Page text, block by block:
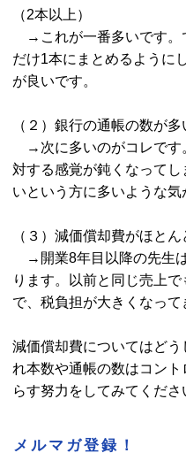
（2本以上）
→これが一番多いです。
だけ1本にまとめるように
が良いです。
（２）銀行の通帳の数が多
→次に多いのがコレです
対する感覚が鈍くなって
いという方に多いような気
（３）減価償却費がほとん
→開業8年目以降の先生
ります。以前と同じ売上
で、税負担が大きくなって
減価償却費についてはど
れ本数や通帳の数はコン
らす努力をしてみてくださ
メルマガ登録！